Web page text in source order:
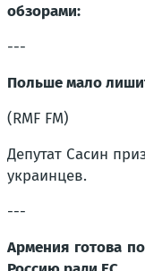
обзорами:
---
Польше мало
(RMF FM)
Депутат Сасин
украинцев.
---
Армения готова